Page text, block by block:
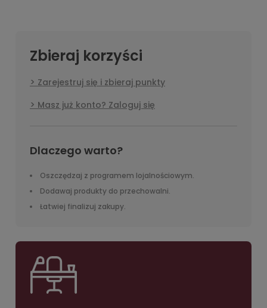
Zbieraj korzyści
Zarejestruj się i zbieraj punkty
Masz już konto? Zaloguj się
Dlaczego warto?
Oszczędzaj z programem lojalnościowym.
Dodawaj produkty do przechowalni.
Łatwiej finalizuj zakupy.